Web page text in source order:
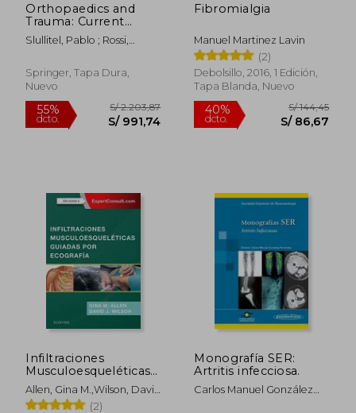
Orthopaedics and
Trauma: Current
Concepts and Best
Practices (en Inglés)
Slullitel, Pablo ; Rossi,
Willhuber, Gastón
Springer, Tapa Dura,
Nuevo
55%
dcto.
S/ 2.203,87
S/ 991,74
Fibromialgia
Manuel Martinez Lavin
(2)
Debolsillo, 2016, 1 Edición,
Tapa Blanda, Nuevo
40%
dcto.
Infiltraciones
Musculoesqueléticas
Guiadas por Ecografía
Allen, Gina M.,Wilson, David
J.
(2)
Monografía SER:
Artritis infecciosa.
Carlos Manuel González